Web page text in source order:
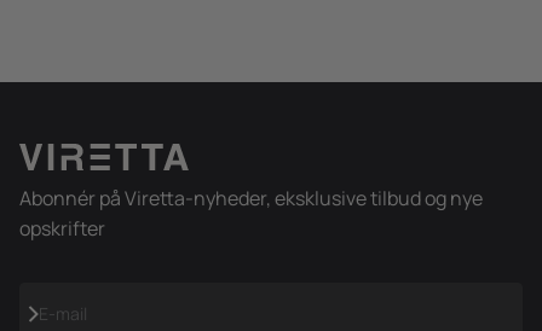
Abonnér på Viretta-nyheder, eksklusive tilbud og nye
opskrifter
E-mail
Abonnér